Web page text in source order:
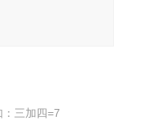
三加四=7